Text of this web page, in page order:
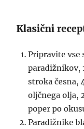
Klasični
Pripravite vse
paradižnikov,
stroka česna,
oljčnega olja,
poper po
Paradižnike